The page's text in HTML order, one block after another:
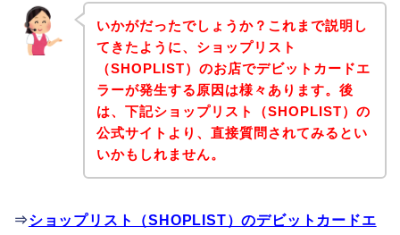
いかがだったでしょうか？これまで説明し
てきたように、ショップリスト
（SHOPLIST）のお店でデビットカードエ
ラーが発生する原因は様々あります。後
は、下記ショップリスト（SHOPLIST）の
公式サイトより、直接質問されてみるとい
いかもしれません。
⇒ショップリスト（SHOPLIST）のデビットカードエ